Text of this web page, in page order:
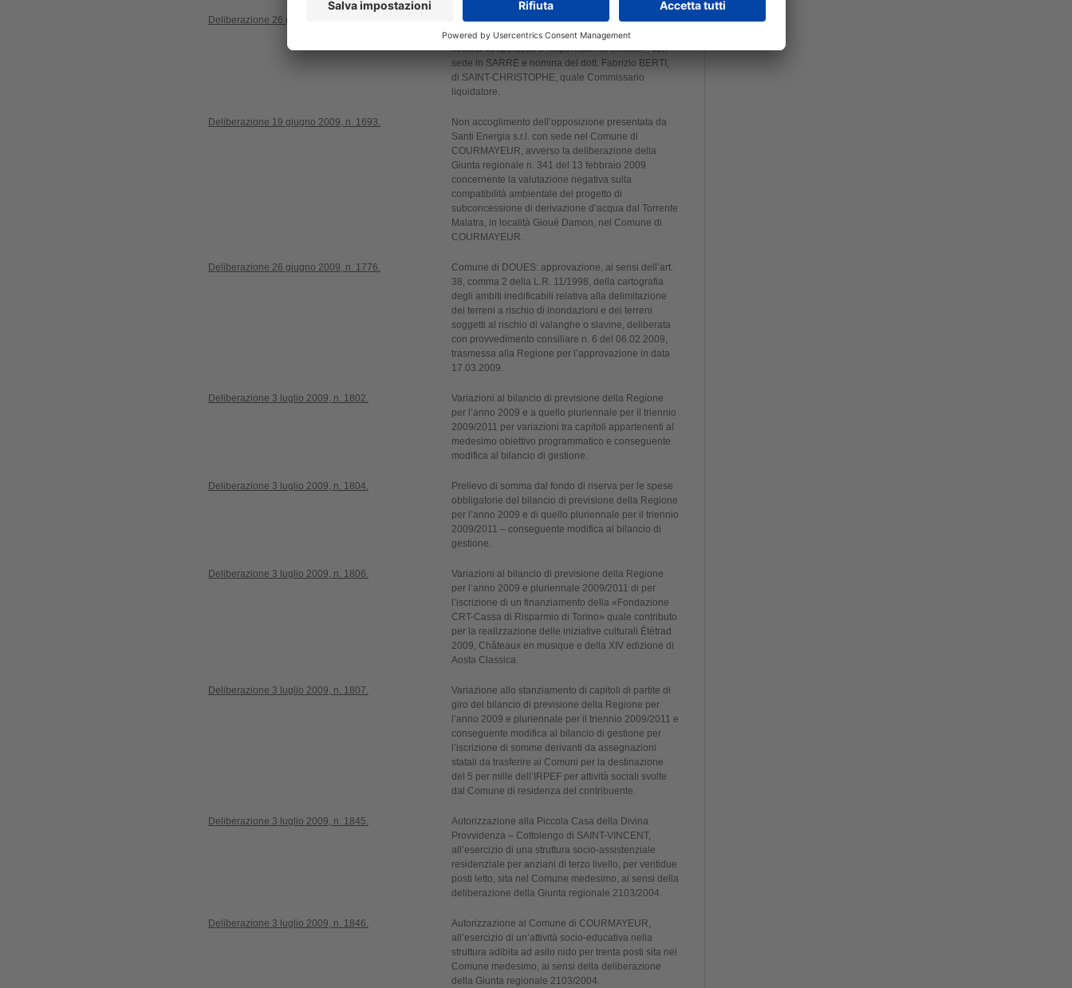
Deliberazione 26 giugno 2009, n. 1739.
Scioglimento, ai sensi dell’art. 2545-septiesdecies
del Codice civile, della Società «Eureka piccola
società cooperativa a responsabilità limitata», con
sede in SARRE e nomina del dott. Fabrizio BERTI,
di SAINT-CHRISTOPHE, quale Commissario
liquidatore.
Deliberazione 19 giugno 2009, n. 1693.
Non accoglimento dell’opposizione presentata da
Santi Energia s.r.l. con sede nel Comune di
COURMAYEUR, avverso la deliberazione della
Giunta regionale n. 341 del 13 febbraio 2009
concernente la valutazione negativa sulla
compatibilità ambientale del progetto di
subconcessione di derivazione d’acqua dal Torrente
Malatra, in località Gioué Damon, nel Comune di
COURMAYEUR.
Deliberazione 26 giugno 2009, n. 1776.
Comune di DOUES: approvazione, ai sensi dell’art.
38, comma 2 della L.R. 11/1998, della cartografia
degli ambiti inedificabili relativa alla delimitazione
dei terreni a rischio di inondazioni e dei terreni
soggetti al rischio di valanghe o slavine, deliberata
con provvedimento consiliare n. 6 del 06.02.2009,
trasmessa alla Regione per l’approvazione in data
17.03.2009.
Deliberazione 3 luglio 2009, n. 1802.
Variazioni al bilancio di previsione della Regione
per l’anno 2009 e a quello pluriennale per il triennio
2009/2011 per variazioni tra capitoli appartenenti al
medesimo obiettivo programmatico e conseguente
modifica al bilancio di gestione.
Deliberazione 3 luglio 2009, n. 1804.
Prelievo di somma dal fondo di riserva per le spese
obbligatorie del bilancio di previsione della Regione
per l’anno 2009 e di quello pluriennale per il triennio
2009/2011 – conseguente modifica al bilancio di
gestione.
Deliberazione 3 luglio 2009, n. 1806.
Variazioni al bilancio di previsione della Regione
per l’anno 2009 e pluriennale 2009/2011 di per
l’iscrizione di un finanziamento della «Fondazione
CRT-Cassa di Risparmio di Torino» quale contributo
per la realizzazione delle iniziative culturali Ététrad
2009, Châteaux en musique e della XIV edizione di
Aosta Classica.
Deliberazione 3 luglio 2009, n. 1807.
Variazione allo stanziamento di capitoli di partite di
giro del bilancio di previsione della Regione per
l’anno 2009 e pluriennale per il triennio 2009/2011 e
conseguente modifica al bilancio di gestione per
l’iscrizione di somme derivanti da assegnazioni
statali da trasferire ai Comuni per la destinazione
del 5 per mille dell’IRPEF per attività sociali svolte
dal Comune di residenza del contribuente.
Deliberazione 3 luglio 2009, n. 1845.
Autorizzazione alla Piccola Casa della Divina
Provvidenza – Cottolengo di SAINT-VINCENT,
all’esercizio di una struttura socio-assistenziale
residenziale per anziani di terzo livello, per ventidue
posti letto, sita nel Comune medesimo, ai sensi della
deliberazione della Giunta regionale 2103/2004.
Deliberazione 3 luglio 2009, n. 1846.
Autorizzazione al Comune di COURMAYEUR,
all’esercizio di un’attività socio-educativa nella
struttura adibita ad asilo nido per trenta posti sita nel
Comune medesimo, ai sensi della deliberazione
della Giunta regionale 2103/2004.